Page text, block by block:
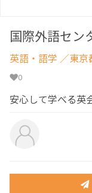
国際外語セン
英語・語学 ／東京
0
安心して学べる英